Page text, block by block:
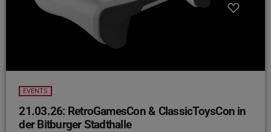
EVENTS
21.03.26: RetroGamesCon & ClassicToysCon in
der Bitburger Stadthalle